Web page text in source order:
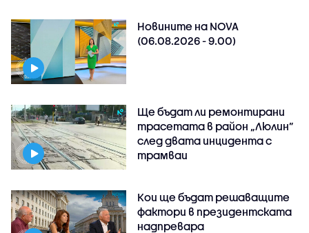
Новините на NOVA
(06.08.2026 - 9.00)
Ще бъдат ли ремонтирани
трасетата в район „Люлин”
след двата инцидента с
трамваи
Кои ще бъдат решаващите
фактори в президентската
надпревара